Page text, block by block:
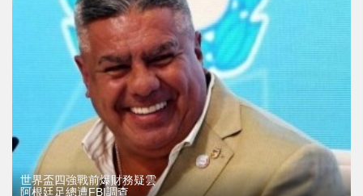
世界盃四強戰前爆財務疑雲
阿根廷足總遭FBI調查